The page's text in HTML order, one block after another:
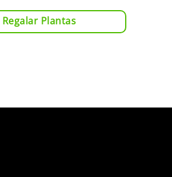
Regalar Plantas